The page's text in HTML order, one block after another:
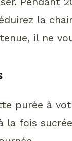
la
il ne
purée à
la fois